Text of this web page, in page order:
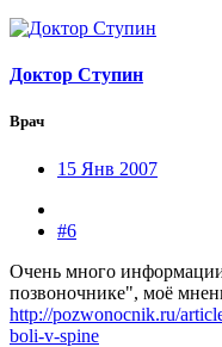
Доктор Ступин
Врач
15 Янв 2007
#6
Очень много
позвоночнике", моё
http://pozwonocnik.ru/
boli-v-spine